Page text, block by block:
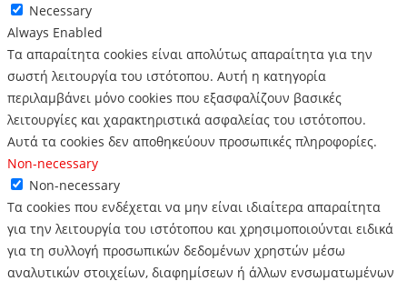
Necessary
Always Enabled
Τα απαραίτητα cookies είναι απολύτως απαραίτητα για την
σωστή λειτουργία του ιστότοπου. Αυτή η κατηγορία
περιλαμβάνει μόνο cookies που εξασφαλίζουν βασικές
λειτουργίες και χαρακτηριστικά ασφαλείας του ιστότοπου.
Αυτά τα cookies δεν αποθηκεύουν προσωπικές πληροφορίες.
Non-necessary
Non-necessary
Τα cookies που ενδέχεται να μην είναι ιδιαίτερα απαραίτητα
για την λειτουργία του ιστότοπου και χρησιμοποιούνται ειδικά
για τη συλλογή προσωπικών δεδομένων χρηστών μέσω
αναλυτικών στοιχείων, διαφημίσεων ή άλλων ενσωματωμένων